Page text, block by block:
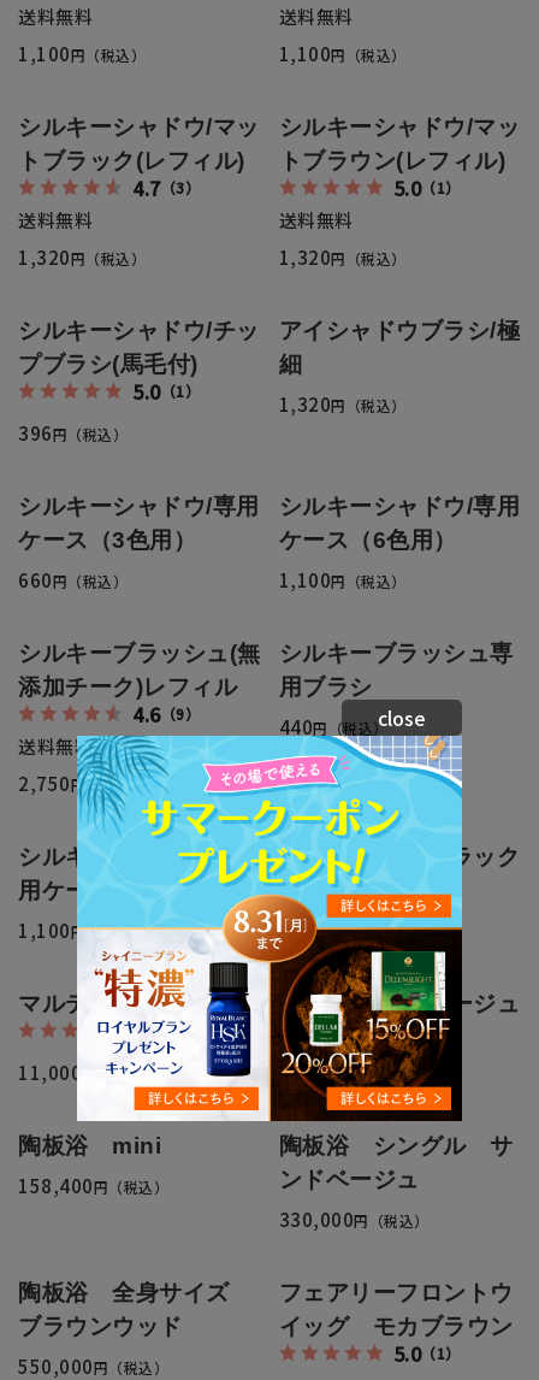
送料無料
1,100円（税込）
送料無料
1,100円（税込）
シルキーシャドウ/マッ
トブラック(レフィル)
4.7（3）
送料無料
1,320円（税込）
シルキーシャドウ/マッ
トブラウン(レフィル)
5.0（1）
送料無料
1,320円（税込）
シルキーシャドウ/チッ
プブラシ(馬毛付)
5.0（1）
396円（税込）
アイシャドウブラシ/極
細
1,320円（税込）
シルキーシャドウ/専用
ケース（3色用）
660円（税込）
シルキーシャドウ/専用
ケース（6色用）
1,100円（税込）
シルキーブラッシュ(無
添加チーク)レフィル
4.6（9）
送料無料
2,750円（税込）
シルキーブラッシュ専
用ブラシ
440円（税込）
シルキーブラッシュ専
用ケース
1,100円（税込）
マルティーヌ/ブラック
11,000円（税込）
マルティーヌ/ネイビー
4.6（11）
11,000 円（税込）
マルティーヌ/ベージュ
4.6（11）
11,000円（税込）
陶板浴 mini
158,400円（税込）
陶板浴 シングル サ
ンドベージュ
330,000円（税込）
陶板浴 全身サイズ
ブラウンウッド
550,000円（税込）
フェアリーフロントウ
イッグ モカブラウン
5.0（1）
close